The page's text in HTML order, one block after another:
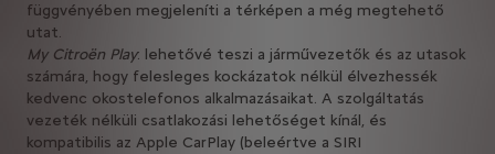
függvényében megjeleníti a térképen a még megtehető
utat.
My Citroën Play: lehetővé teszi a járművezetők és az utasok
számára, hogy felesleges kockázatok nélkül élvezhessék
kedvenc okostelefonos alkalmazásaikat. A szolgáltatás
vezeték nélküli csatlakozási lehetőséget kínál, és
kompatibilis az Apple CarPlay (beleértve a SIRI